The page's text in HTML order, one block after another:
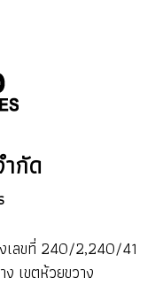
กัด
เลขที่ 240/2,240/41
เขตห้วยขวาง